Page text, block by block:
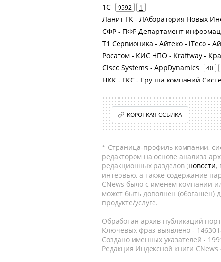
1С 9592 1
Ланит ГК - ЛАборатория Новых
СФР - ПФР Департамент
Т1 Сервионика - Айтеко - iTeco -
Росатом - КИС НПО - Kraftway -
Cisco Systems - AppDynamics 40
НКК - ГКС - Группа компаний
КОРОТКАЯ ССЫЛКА
* Страница-профиль компании,
редактором на основе анализа
редакционных разделов (новости,
интервью, а также содержание
CNews было с именем компании
может быть дополнен (обогащен)
продукте/услуге.
Обработан архив публикаций
Ключевых фраз выявлено -
Создано именных указателей -
Редакция Индексной книги CNews